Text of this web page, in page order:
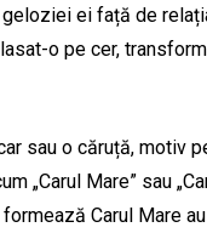
ei față de
o pe cer,
sau o căruță, motiv
„Carul Mare” sau
Carul Mare